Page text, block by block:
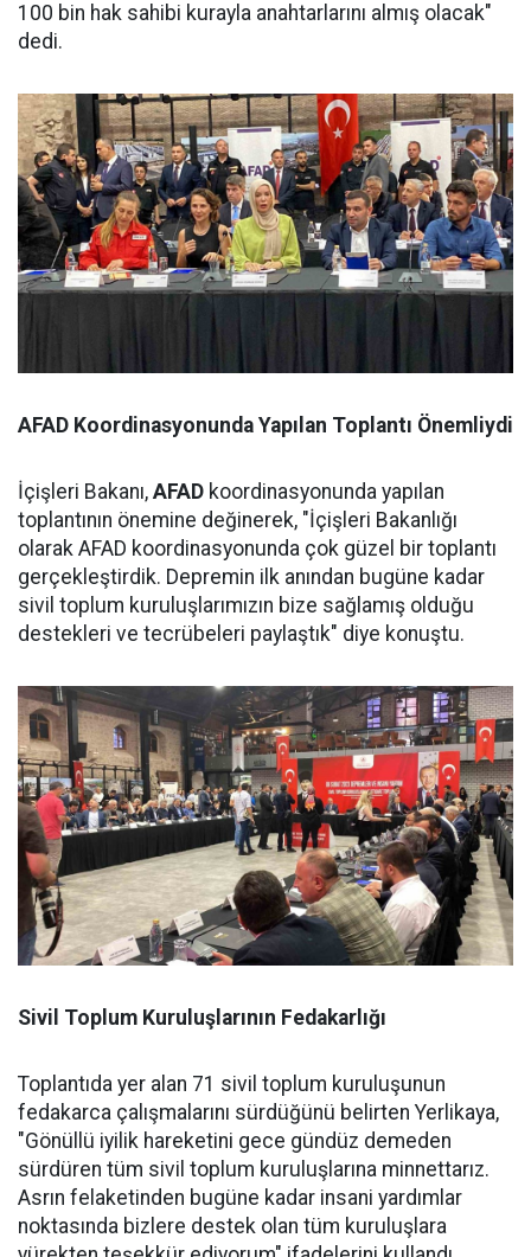
100 bin hak sahibi kurayla anahtarlarını almış olacak"
dedi.
AFAD Koordinasyonunda Yapılan Toplantı Önemliydi
İçişleri Bakanı, AFAD koordinasyonunda yapılan
toplantının önemine değinerek, "İçişleri Bakanlığı
olarak AFAD koordinasyonunda çok güzel bir toplantı
gerçekleştirdik. Depremin ilk anından bugüne kadar
sivil toplum kuruluşlarımızın bize sağlamış olduğu
destekleri ve tecrübeleri paylaştık" diye konuştu.
Sivil Toplum Kuruluşlarının Fedakarlığı
Toplantıda yer alan 71 sivil toplum kuruluşunun
fedakarca çalışmalarını sürdüğünü belirten Yerlikaya,
"Gönüllü iyilik hareketini gece gündüz demeden
sürdüren tüm sivil toplum kuruluşlarına minnettarız.
Asrın felaketinden bugüne kadar insani yardımlar
noktasında bizlere destek olan tüm kuruluşlara